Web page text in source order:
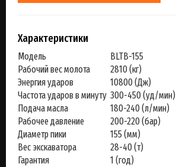
Характеристики
Модель
BLTB-155
Рабочий вес молота
2810 (кг)
Энергия ударов
10800 (Дж)
Частота ударов в минуту 300-450 (уд/мин)
Подача масла
180-240 (л/мин)
Рабочее давление
200-220 (бар)
Диаметр пики
155 (мм)
Вес экскаватора
28-40 (т)
Гарантия
1 (год)